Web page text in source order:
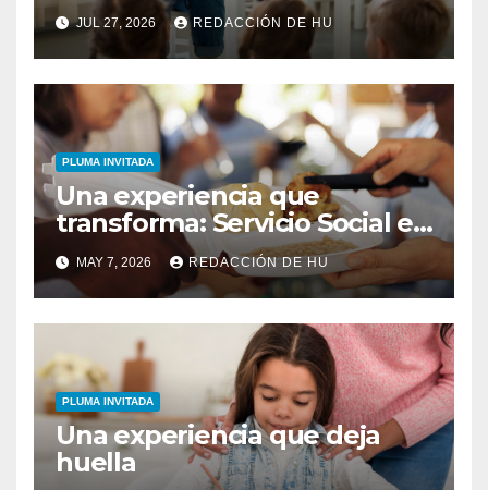
JUL 27, 2026 REDACCIÓN DE HU
PLUMA INVITADA
Una experiencia que
transforma: Servicio Social en
Opus Christi
MAY 7, 2026 REDACCIÓN DE HU
PLUMA INVITADA
Una experiencia que deja
huella